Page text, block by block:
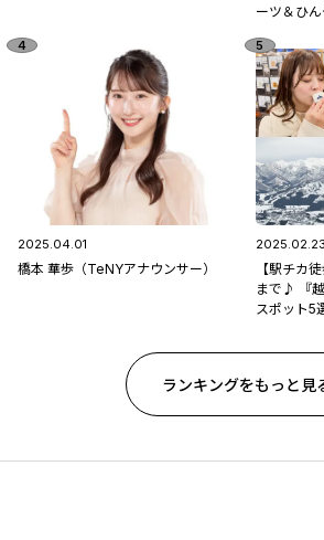
ーツ＆ひ
2025.04.01
橋本 華歩（TeNYアナウンサー）
2025.02.23
【駅チカ
まで♪ 『
スポット5
ランキングをもっと見